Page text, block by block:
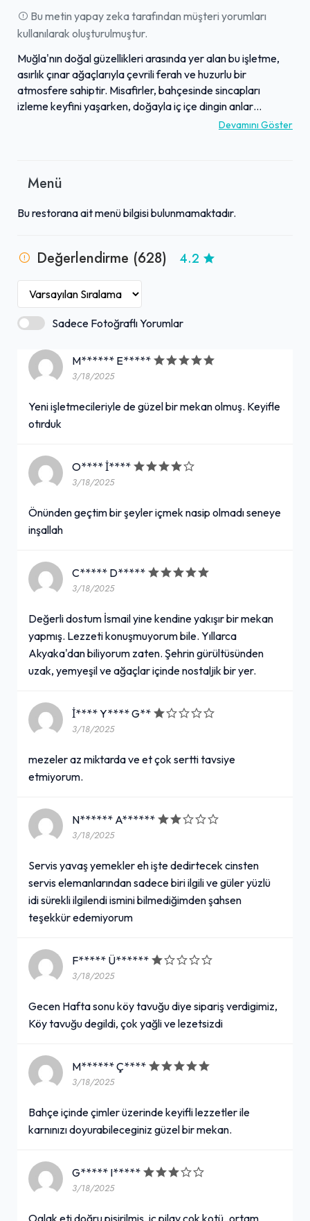
Bu metin yapay zeka tarafından müşteri yorumları
kullanılarak oluşturulmuştur.
Muğla'nın doğal güzellikleri arasında yer alan bu işletme,
asırlık çınar ağaçlarıyla çevrili ferah ve huzurlu bir
atmosfere sahiptir. Misafirler, bahçesinde sincapları
izleme keyfini yaşarken, doğayla iç içe dingin anlar
geçirebilirler. Mutfağında özellikle kuzu tandır ve içli pilavlı
fark etmeksizin keyifli yemeklerin tadına varılabilecek
kaçış noktasıdır. Temizliği, işletmecilik ruhu ve başarılı
fiyatlarla birleştirerek misafirlerine memnuniyet odaklı bir
deneyim sunmaktadır.
Devamını Göster
Menü
Bu restorana ait menü bilgisi bulunmamaktadır.
Değerlendirme (628) 4.2
Sadece Fotoğraflı Yorumlar
M****** E*****
3/18/2025
Yeni işletmecileriyle de güzel bir mekan olmuş. Keyifle
otırduk
O**** İ****
3/18/2025
Önünden geçtim bir şeyler içmek nasip olmadı seneye
inşallah
C***** D*****
3/18/2025
Değerli dostum İsmail yine kendine yakışır bir mekan
yapmış. Lezzeti konuşmuyorum bile. Yıllarca
Akyaka'dan biliyorum zaten. Şehrin gürültüsünden
uzak, yemyeşil ve ağaçlar içinde nostaljik bir yer.
İ**** Y**** G**
3/18/2025
mezeler az miktarda ve et çok sertti tavsiye
etmiyorum.
N****** A******
3/18/2025
Servis yavaş yemekler eh işte dedirtecek cinsten
servis elemanlarından sadece biri ilgili ve güler yüzlü
idi sürekli ilgilendi ismini bilmediğimden şahsen
teşekkür edemiyorum
F***** Ü******
3/18/2025
Gecen Hafta sonu köy tavuğu diye sipariş verdigimiz,
Köy tavuğu degildi, çok yağli ve lezetsizdi
M****** Ç****
3/18/2025
Bahçe içinde çimler üzerinde keyifli lezzetler ile
karnınızı doyurabileceginiz güzel bir mekan.
G***** I*****
3/18/2025
Oglak eti doğru pisirilmiş. iç pilav çok kotü..ortam